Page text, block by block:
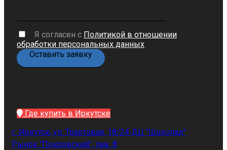
Я согласен с Политикой в отношении
обработки персональных данных
Где купить в Иркутске
г. Иркутск, ул. Трактовая, 18/24 ДЦ "Шоколад"
Рынок "Покровский", пав. 8